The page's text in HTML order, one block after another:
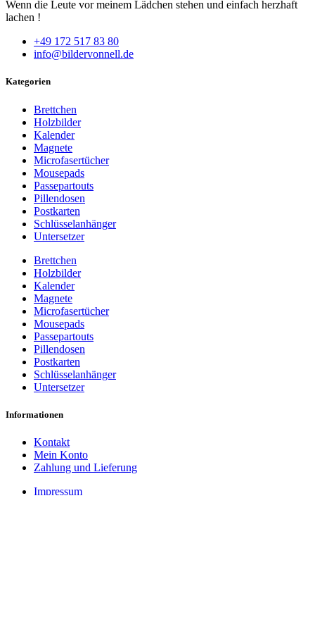
Wenn die Leute vor meinem Lädchen stehen und einfach herzhaft
lachen !
+49 172 517 83 80
info@bildervonnell.de
Kategorien
Brettchen
Holzbilder
Kalender
Magnete
Microfasertücher
Mousepads
Passepartouts
Pillendosen
Postkarten
Schlüsselanhänger
Untersetzer
Brettchen
Holzbilder
Kalender
Magnete
Microfasertücher
Mousepads
Passepartouts
Pillendosen
Postkarten
Schlüsselanhänger
Untersetzer
Informationen
Kontakt
Mein Konto
Zahlung und Lieferung
Impressum